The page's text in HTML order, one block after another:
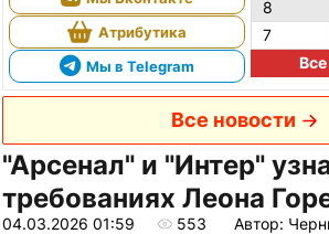
Атрибутика
Мы в Telegram
8
7
Все новости
"Арсенал" и "Интер"
требованиях Леона
04.03.2026 01:59 553 Автор: